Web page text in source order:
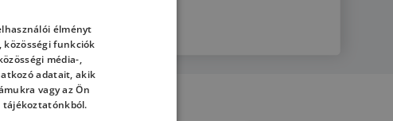
élményt
funkciók
média-,
adatait, akik
vagy az Ön